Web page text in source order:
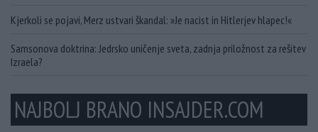
Kjerkoli se pojavi, Merz ustvari škandal: »Je nacist in Hitlerjev hlapec!«
Samsonova doktrina: Jedrsko uničenje sveta, zadnja priložnost za rešitev
Izraela?
NAJBOLJ BRANO INSAJDER.COM